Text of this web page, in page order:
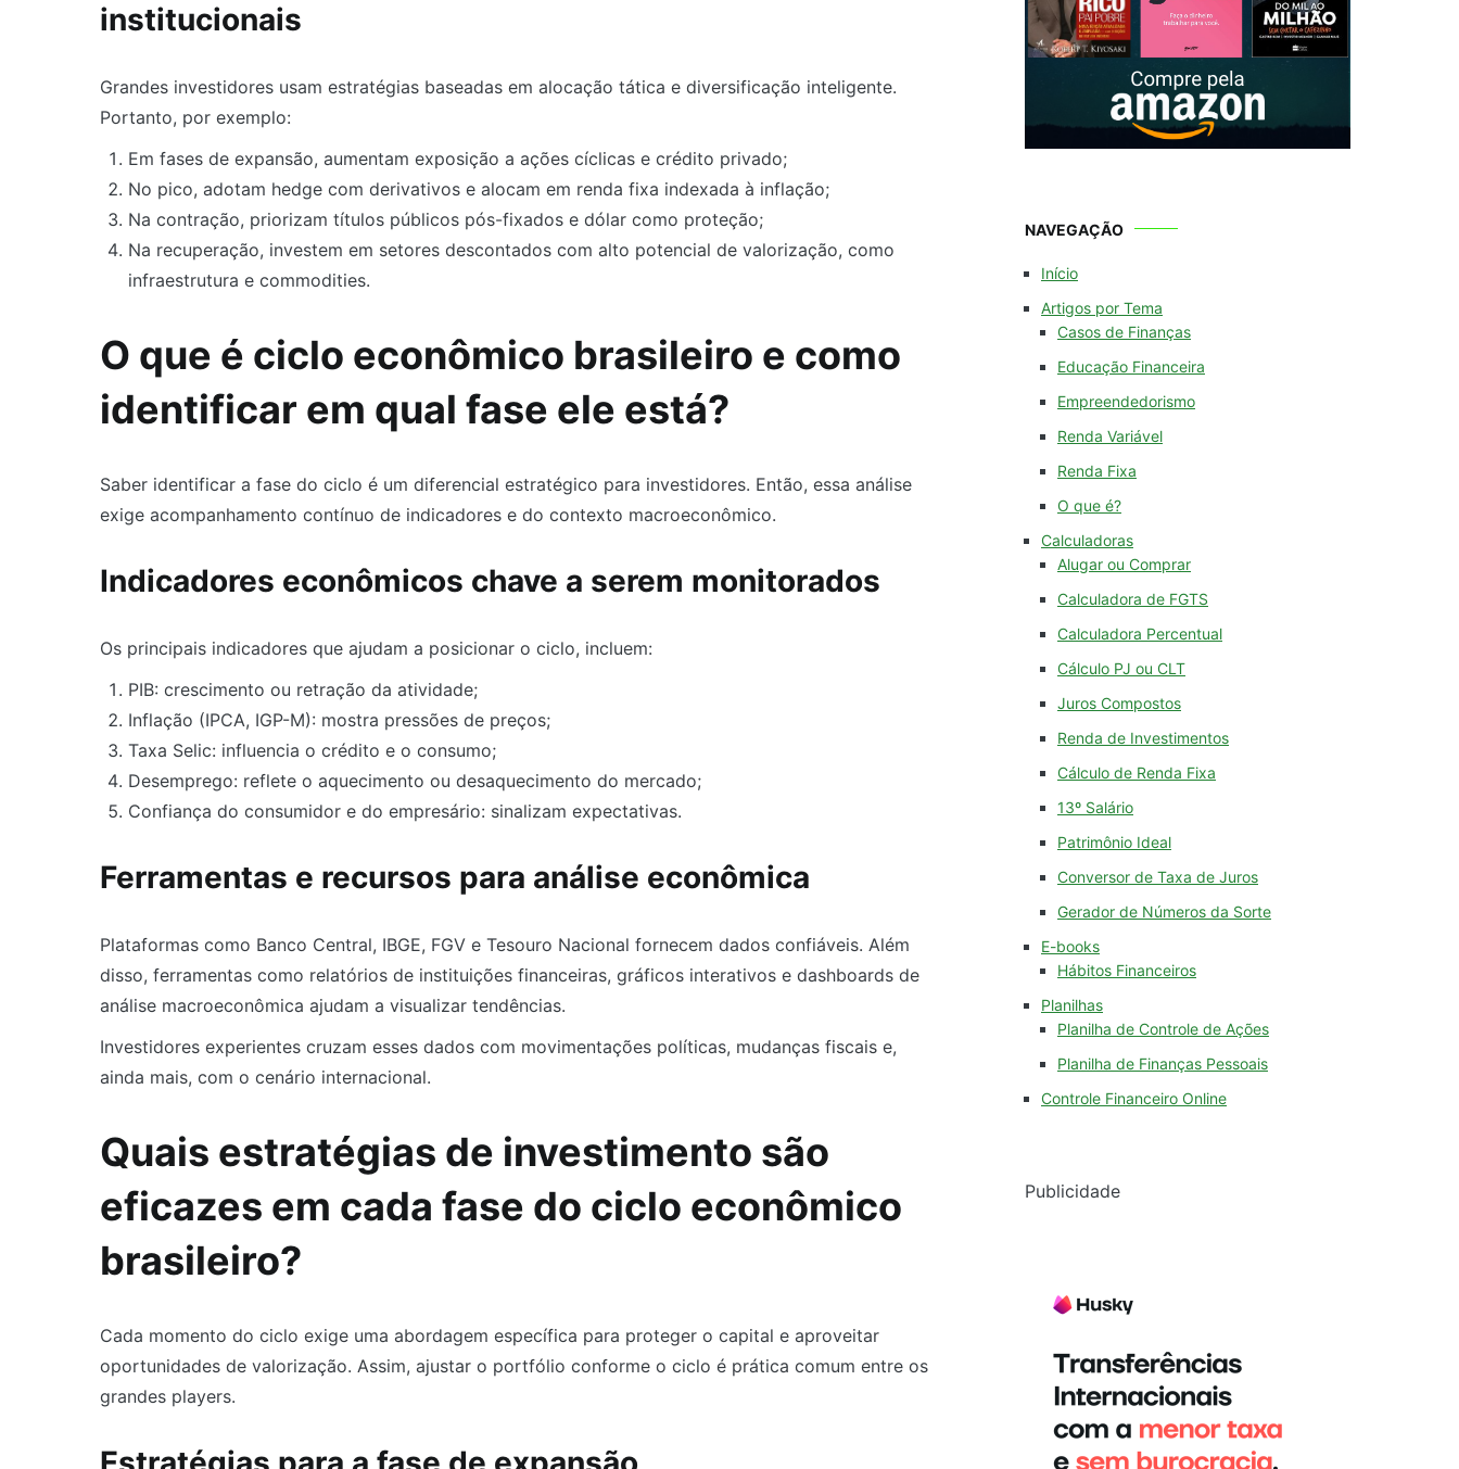
institucionais
Grandes investidores usam estratégias baseadas em alocação tática e diversificação inteligente.
Portanto, por exemplo:
Em fases de expansão, aumentam exposição a ações cíclicas e crédito privado;
No pico, adotam hedge com derivativos e alocam em renda fixa indexada à inflação;
Na contração, priorizam títulos públicos pós-fixados e dólar como proteção;
Na recuperação, investem em setores descontados com alto potencial de valorização, como
infraestrutura e commodities.
O que é ciclo econômico brasileiro e como
identificar em qual fase ele está?
Saber identificar a fase do ciclo é um diferencial estratégico para investidores. Então, essa análise
exige acompanhamento contínuo de indicadores e do contexto macroeconômico.
Indicadores econômicos chave a serem monitorados
Os principais indicadores que ajudam a posicionar o ciclo, incluem:
PIB: crescimento ou retração da atividade;
Inflação (IPCA, IGP-M): mostra pressões de preços;
Taxa Selic: influencia o crédito e o consumo;
Desemprego: reflete o aquecimento ou desaquecimento do mercado;
Confiança do consumidor e do empresário: sinalizam expectativas.
Ferramentas e recursos para análise econômica
Plataformas como Banco Central, IBGE, FGV e Tesouro Nacional fornecem dados confiáveis. Além
disso, ferramentas como relatórios de instituições financeiras, gráficos interativos e dashboards de
análise macroeconômica ajudam a visualizar tendências.
Investidores experientes cruzam esses dados com movimentações políticas, mudanças fiscais e,
ainda mais, com o cenário internacional.
Quais estratégias de investimento são
eficazes em cada fase do ciclo econômico
brasileiro?
Cada momento do ciclo exige uma abordagem específica para proteger o capital e aproveitar
oportunidades de valorização. Assim, ajustar o portfólio conforme o ciclo é prática comum entre os
grandes players.
NAVEGAÇÃO
Início
Artigos por Tema
Casos de Finanças
Educação Financeira
Empreendedorismo
Renda Variável
Renda Fixa
O que é?
Calculadoras
Alugar ou Comprar
Calculadora de FGTS
Calculadora Percentual
Cálculo PJ ou CLT
Juros Compostos
Renda de Investimentos
Cálculo de Renda Fixa
13º Salário
Patrimônio Ideal
Conversor de Taxa de Juros
Gerador de Números da Sorte
E-books
Hábitos Financeiros
Planilhas
Planilha de Controle de Ações
Planilha de Finanças Pessoais
Controle Financeiro Online
Publicidade